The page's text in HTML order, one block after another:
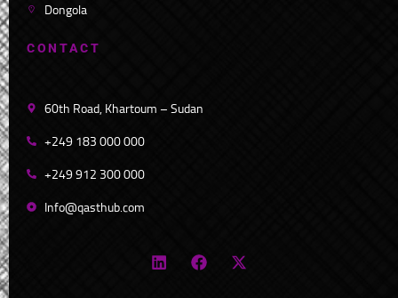
Dongola
CO N TACT
60th Road, Khartoum – Sudan
+249 183 000 000
+249 912 300 000
Info@qasthub.com